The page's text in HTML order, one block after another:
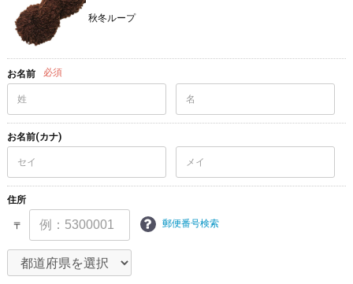
秋冬ループ
お名前 必須
お名前(カナ)
住所
〒 郵便番号検索